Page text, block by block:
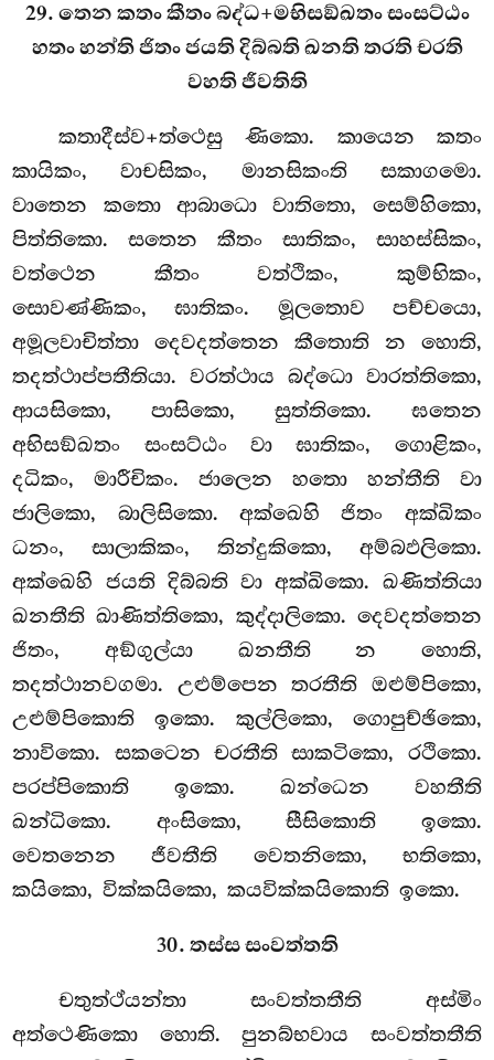
29. තෙන කතං කීතං බද්ධ+මභිසඞ්ඛතං සංසට්ඨං
හතං හන්ති ජිතං ජයති දිබ්බති ඛනති තරති චරති
වහති ජීවතිති
කතාදීස්ව+ත්ථෙසු ණිකො. කායෙන කතං
කායිකං, වාචසිකං, මානසිකංති සකාගමො.
වාතෙන කතො ආබාධො වාතිතො, සෙම්හිකො,
පිත්තිකො. සතෙන කීතං සාතිකං, සාහස්සිකං,
වත්ථෙන කීතං වත්ථිකං, කුම්භිකං,
සොවණ්ණිකං, ඝාතිකං. මූලතොව පච්චයො,
අමූලවාචිත්තා දෙවදත්තෙන කීතොති න හොති,
තදත්ථාප්පතීතියා. වරත්ථාය බද්ධො වාරත්තිකො,
ආයසිකො, පාසිකො, සුත්තිකො. ඝතෙන
අභිසඞ්ඛතං සංසට්ඨං වා ඝාතිකං, ගොළිකං,
දධිකං, මාරීචිකං. ජාලෙන හතො හන්තීති වා
ජාලිකො, බාලිසිකො. අක්ඛෙහි ජිතං අක්ඛිකං
ධනං, සාලාකිකං, තින්දුකිකො, අම්බඵලිකො.
අක්ඛෙහි ජයති දිබ්බති වා අක්ඛිකො. ඛණිත්තියා
ඛනතීතිඛාණිත්තිකො, කුද්දාලිකො. දෙවදත්තෙන
ජිතං, අඞ්ගුල්යා ඛනතීති න හොති,
තදත්ථානවගමා. උළුම්පෙන තරතීති ඔළුම්පිකො,
උළුම්පිකොති ඉකො. කුල්ලිකො, ගොපුච්ඡිකො,
නාවිකො. සකටෙන චරතීති සාකටිකො, රථිකො.
පරප්පිකොති ඉකො. ඛන්ධෙන වහතීති
ඛන්ධිකො. අංසිකො, සීසිකොති ඉකො.
වෙතනෙන ජීවතීති වෙතනිකො, භතිකො,
කයිකො, වික්කයිකො, කයවික්කයිකොති ඉකො.
30. තස්ස සංවත්තති
චතුත්ථ්යන්තා සංවත්තතීති අස්මිං
අත්ථෙණිකො හොති. පුනබ්භවාය සංවත්තතීති